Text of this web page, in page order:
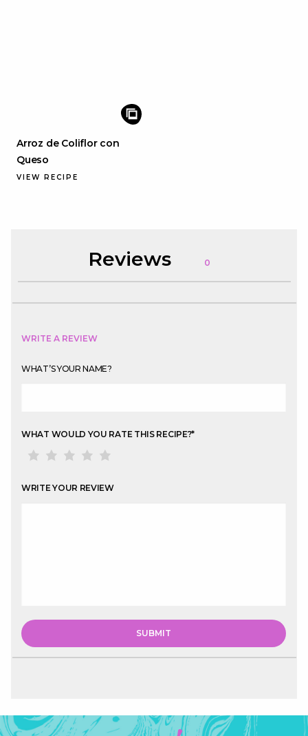
Arroz de Coliflor con
Queso
VIEW RECIPE
Reviews 0
WRITE A REVIEW
WHAT’S YOUR NAME?
WHAT WOULD YOU RATE THIS RECIPE?*
WRITE YOUR REVIEW